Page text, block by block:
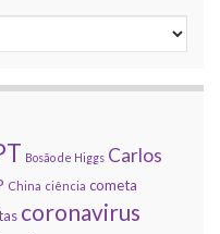
Bosão de Higgs Carlos
China ciência cometa
coronavirus